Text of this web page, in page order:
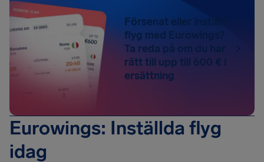
Försenat eller inställt
flyg med Eurowings?
Ta reda på om du har
rätt till upp till 600 € i
ersättning
Eurowings: Inställda flyg
idag